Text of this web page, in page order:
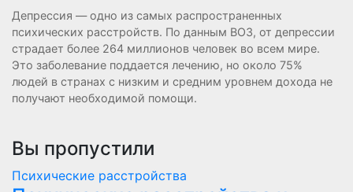
Депрессия — одно из самых распространенных
психических расстройств. По данным ВОЗ, от депрессии
страдает более 264 миллионов человек во всем мире.
Это заболевание поддается лечению, но около 75%
людей в странах с низким и средним уровнем дохода не
получают необходимой помощи.
Вы пропустили
Психические расстройства